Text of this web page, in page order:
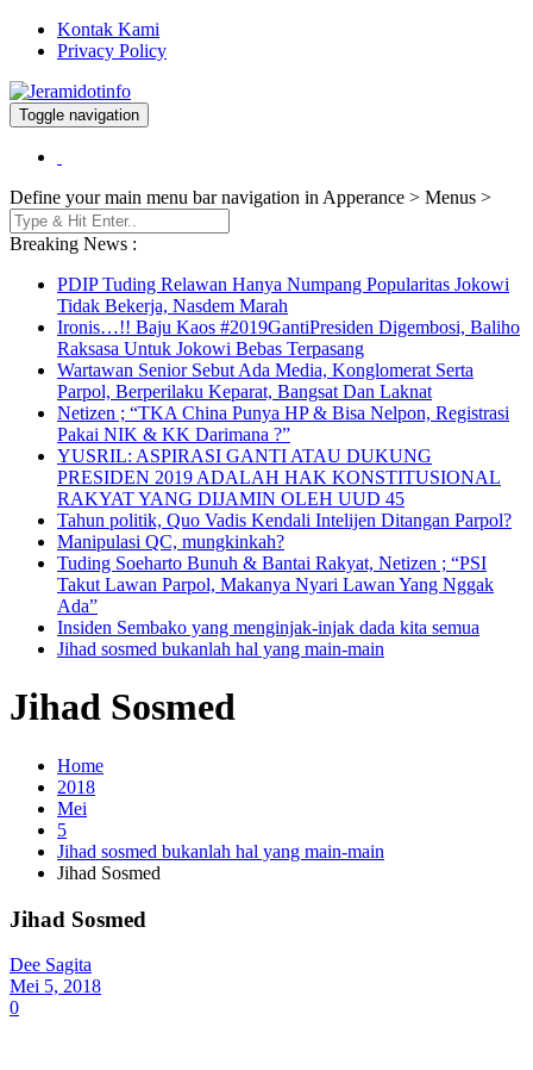
Kontak Kami
Privacy Policy
Jeramidotinfo
Berita dan Informasi Terkini
Toggle navigation
Define your main menu bar navigation in Apperance > Menus >
Breaking News :
PDIP Tuding Relawan Hanya Numpang Popularitas Jokowi
Tidak Bekerja, Nasdem Marah
Ironis…!! Baju Kaos #2019GantiPresiden Digembosi, Baliho
Raksasa Untuk Jokowi Bebas Terpasang
Wartawan Senior Sebut Ada Media, Konglomerat Serta
Parpol, Berperilaku Keparat, Bangsat Dan Laknat
Netizen ; “TKA China Punya HP & Bisa Nelpon, Registrasi
Pakai NIK & KK Darimana ?”
YUSRIL: ASPIRASI GANTI ATAU DUKUNG
PRESIDEN 2019 ADALAH HAK KONSTITUSIONAL
RAKYAT YANG DIJAMIN OLEH UUD 45
Tahun politik, Quo Vadis Kendali Intelijen Ditangan Parpol?
Manipulasi QC, mungkinkah?
Tuding Soeharto Bunuh & Bantai Rakyat, Netizen ; “PSI
Takut Lawan Parpol, Makanya Nyari Lawan Yang Nggak
Ada”
Insiden Sembako yang menginjak-injak dada kita semua
Jihad sosmed bukanlah hal yang main-main
Jihad Sosmed
Home
2018
Mei
5
Jihad sosmed bukanlah hal yang main-main
Jihad Sosmed
Jihad Sosmed
Dee Sagita
Mei 5, 2018
0